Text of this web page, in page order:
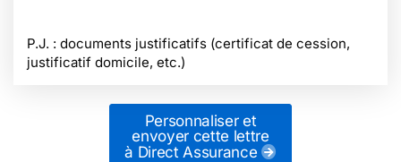
P.J. : documents justificatifs (certificat de cession,
justificatif domicile, etc.)
Personnaliser et
envoyer cette lettre
à Direct Assurance